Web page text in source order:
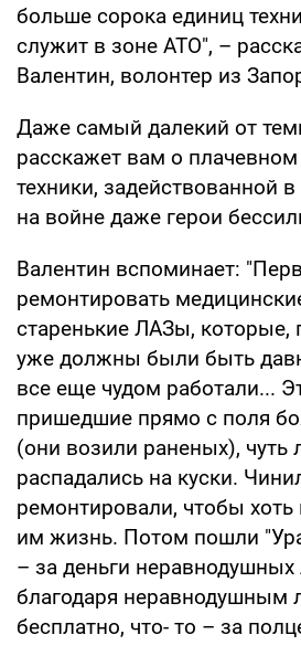
больше сорока единиц
служит в зоне АТО", –
Валентин, волонтер из
Даже самый далекий от
расскажет вам о
техники, задействованной
на войне даже герои
Валентин вспоминает:
ремонтировать
старенькие ЛАЗы, которые,
уже должны были быть
все еще чудом работали...
пришедшие прямо с поля
(они возили раненых), чуть
распадались на куски.
ремонтировали, чтобы хоть
им жизнь. Потом пошли
– за деньги
благодаря неравнодушным
бесплатно, что- то – за